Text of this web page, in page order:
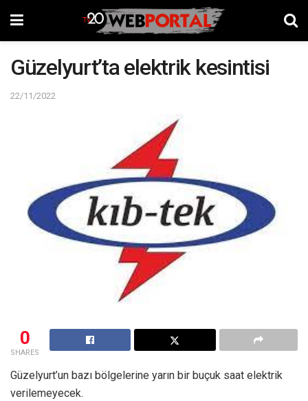
Güzelyurt’ta elektrik kesintisi
22/11/2022
0
SHARES
Güzelyurt’un bazı bölgelerine yarın bir buçuk saat elektrik
verilemeyecek.